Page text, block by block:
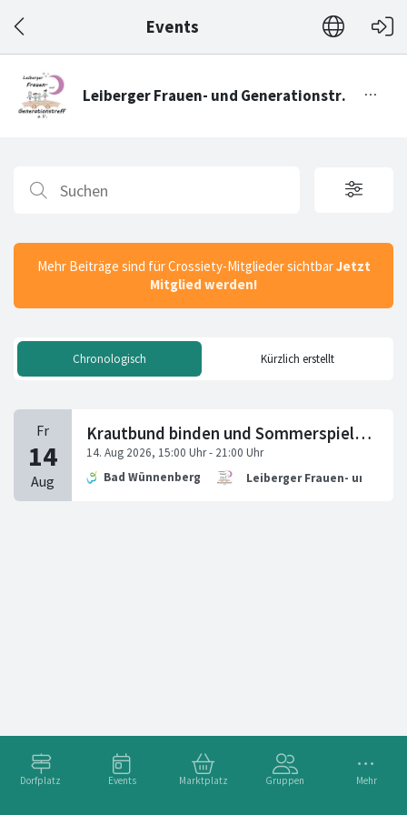
Events
Dorfplatz Events Marktplatz Gruppen Mehr
Mehr Beiträge sind für Crossiety-Mitglieder sichtbarJetzt
Mitglied werden!
Chronologisch Kürzlich erstellt
Krautbund binden und Sommerspieleabend
Bad Wünnenberg Leiberger Frauen- und